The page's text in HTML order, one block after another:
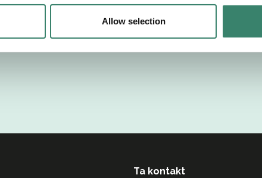
Allow selection
Ta kontakt